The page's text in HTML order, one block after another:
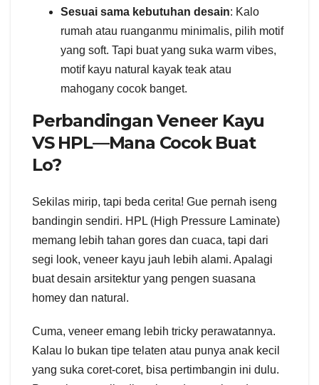
Sesuai sama kebutuhan desain: Kalo
rumah atau ruanganmu minimalis, pilih motif
yang soft. Tapi buat yang suka warm vibes,
motif kayu natural kayak teak atau
mahogany cocok banget.
Perbandingan Veneer Kayu
VS HPL—Mana Cocok Buat
Lo?
Sekilas mirip, tapi beda cerita! Gue pernah iseng
bandingin sendiri. HPL (High Pressure Laminate)
memang lebih tahan gores dan cuaca, tapi dari
segi look, veneer kayu jauh lebih alami. Apalagi
buat desain arsitektur yang pengen suasana
homey dan natural.
Cuma, veneer emang lebih tricky perawatannya.
Kalau lo bukan tipe telaten atau punya anak kecil
yang suka coret-coret, bisa pertimbangin ini dulu.